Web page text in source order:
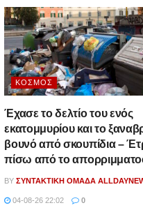
ΚΌΣΜΟΣ
Έχασε το δελτίο του ενός
εκατομμυρίου και το
βουνό από σκουπίδια –
πίσω από το
BY ΣΥΝΤΑΚΤΙΚΉ ΟΜΆΔΑ
04-08-26 22:02 0